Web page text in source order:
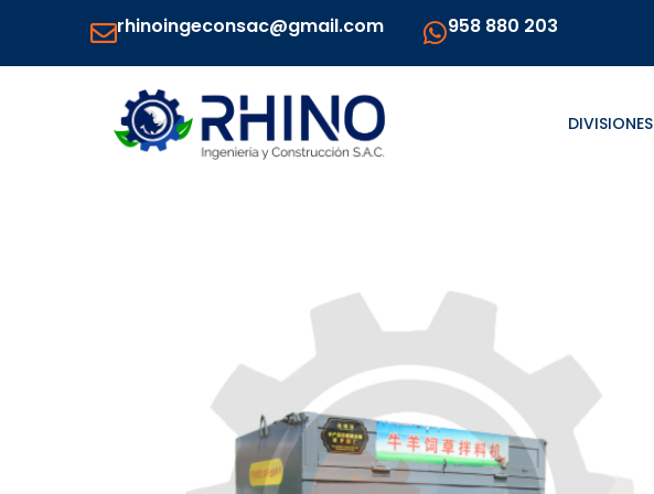
rhinoingeconsac@gmail.com 958 880 203
DIVISIONES